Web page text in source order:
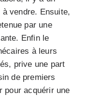
vendre. Ensuite,
par une
Enfin le
à leurs
prive une part
de premiers
pour acquérir une